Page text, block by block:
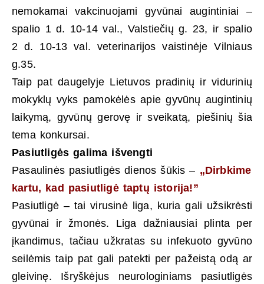
nemokamai vakcinuojami gyvūnai augintiniai –
spalio 1 d. 10-14 val., Valstiečių g. 23, ir spalio
2 d. 10-13 val. veterinarijos vaistinėje Vilniaus
g.35.
Taip pat daugelyje Lietuvos pradinių ir vidurinių
mokyklų vyks pamokėlės apie gyvūnų augintinių
laikymą, gyvūnų gerovę ir sveikatą, piešinių šia
tema konkursai.
Pasiutligės galima išvengti
Pasaulinės pasiutligės dienos šūkis – „Dirbkime
kartu, kad pasiutligė taptų istorija!”
Pasiutligė – tai virusinė liga, kuria gali užsikrėsti
gyvūnai ir žmonės. Liga dažniausiai plinta per
įkandimus, tačiau užkratas su infekuoto gyvūno
seilėmis taip pat gali patekti per pažeistą odą ar
gleivinę. Išryškėjus neurologiniams pasiutligės